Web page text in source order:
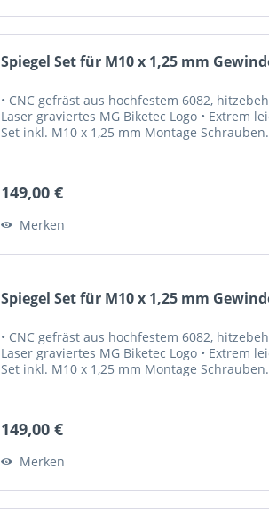
Spiegel Set für M10 x 1,25 mm
• CNC gefräst aus hochfestem 6082,
Laser graviertes MG Biketec Logo • Extrem
Set inkl. M10 x 1,25 mm Montage
149,00 €
Merken
Spiegel Set für M10 x 1,25 mm
• CNC gefräst aus hochfestem 6082,
Laser graviertes MG Biketec Logo • Extrem
Set inkl. M10 x 1,25 mm Montage
149,00 €
Merken